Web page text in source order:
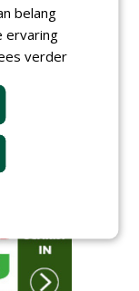
bij
40 uur
uur
belang
ervaring
verder